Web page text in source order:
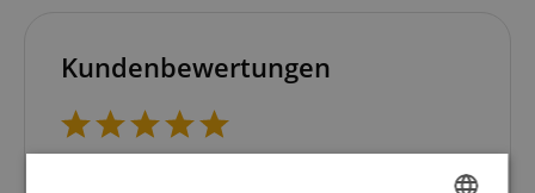
Kundenbewertungen